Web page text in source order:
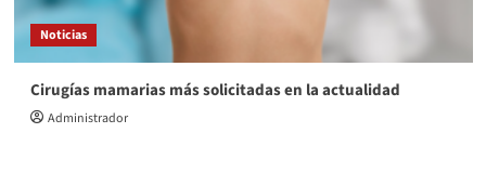
Noticias
Cirugías mamarias más solicitadas en la actualidad
Administrador